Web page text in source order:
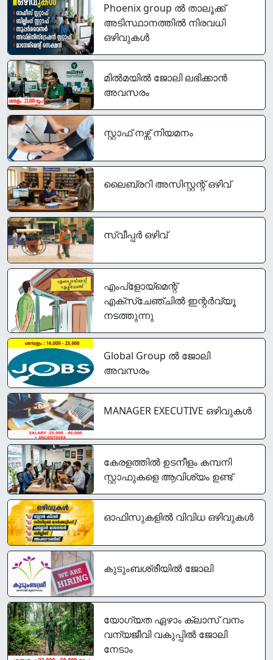
Phoenix group ൽ താലൂക്ക്
അടിസ്ഥാനത്തിൽ നിരവധി
ഒഴിവുകൾ
മിൽമയിൽ ജോലി ലഭിക്കാൻ
അവസരം
സ്റ്റാഫ് നഴ്സ് നിയമനം
ലൈബ്രറി അസിസ്റ്റന്റ് ഒഴിവ്
സ്വീപ്പര്‍ ഒഴിവ്
എംപ്‌ളോയ്‌മെന്റ്
എക്‌സ്‌ചേഞ്ചില്‍ ഇന്റർവ്യൂ
നടത്തുന്നു
Global Group ൽ ജോലി
അവസരം
MANAGER EXECUTIVE ഒഴിവുകൾ
കേരളത്തിൽ ഉടനീളം കമ്പനി
സ്റ്റാഫുകളെ ആവിശ്യം ഉണ്ട്
ഓഫിസുകളിൽ വിവിധ ഒഴിവുകൾ
കുടുംബശ്രീയിൽ ജോലി
യോഗ്യത ഏഴാം ക്ലാസ് വനം
വന്യജീവി വകുപ്പിൽ ജോലി
നേടാം